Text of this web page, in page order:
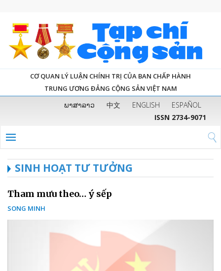
CƠ QUAN LÝ LUẬN CHÍNH TRỊ CỦA BAN CHẤP HÀNH
TRUNG ƯƠNG ĐẢNG CỘNG SẢN VIỆT NAM
ພາສາລາວ 中文 ENGLISH
ESPAÑOL
ISSN 2734-9071
SINH HOẠT TƯ TƯỞNG
Tham mưu theo… ý sếp
SONG MINH